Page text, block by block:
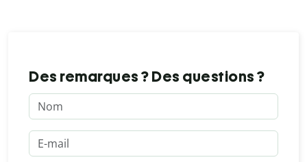
Des remarques ? Des questions ?